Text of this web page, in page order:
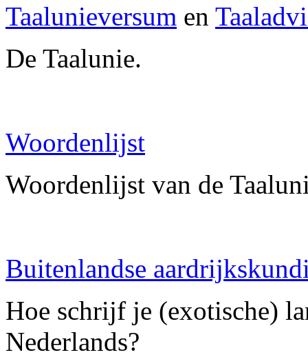
Taalunieversum en
De Taalunie.
Woordenlijst
Woordenlijst van de
Buitenlandse
Hoe schrijf je (exotische)
Nederlands?